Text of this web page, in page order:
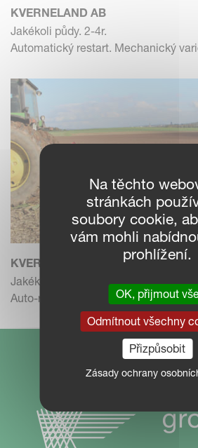
KVERNELAND AB
Jakékoli půdy. 2-4r.
Automatický restart. Mechanický
KVERNELAND AD
Jakékoli půdy. 3-5 radlic.
Auto-reset. Variomat.
Na těchto
stránkách
soubory cookie,
vám mohli
prohlížení.
OK, přijmout
Odmítnout všechny
Přizpůsobit
Zásady ochrany